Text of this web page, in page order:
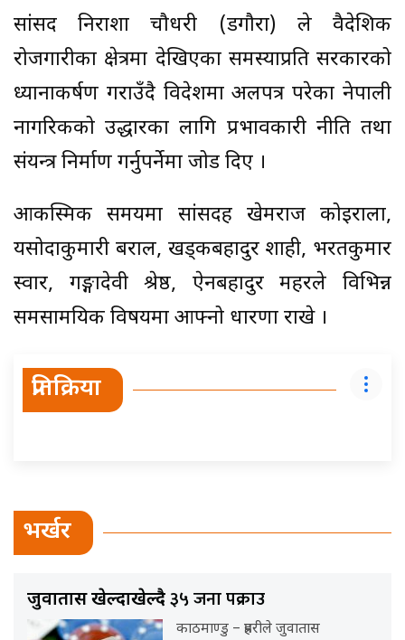
सांसद निराशा चौधरी (डगौरा) ले वैदेशिक
रोजगारीका क्षेत्रमा देखिएका समस्याप्रति सरकारको
ध्यानाकर्षण गराउँदै विदेशमा अलपत्र परेका नेपाली
नागरिकको उद्धारका लागि प्रभावकारी नीति तथा
संयन्त्र निर्माण गर्नुपर्नेमा जोड दिए ।
आकस्मिक समयमा सांसदहरु खेमराज कोइराला,
यसोदाकुमारी बराल, खड्कबहादुर शाही, भरतकुमार
स्वार, गङ्गादेवी श्रेष्ठ, ऐनबहादुर महरले विभिन्न
समसामयिक विषयमा आफ्नो धारणा राखे ।
प्रतिक्रिया
भर्खर
जुवातास खेल्दाखेल्दै३५ जना पक्राउ
काठमाण्डु – प्रहरीले जुवातास